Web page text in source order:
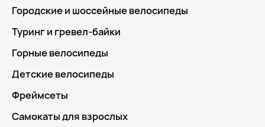
Городские и шоссейные велосипеды
Туринг и гревел-байки
Горные велосипеды
Детские велосипеды
Фреймсеты
Самокаты для взрослых